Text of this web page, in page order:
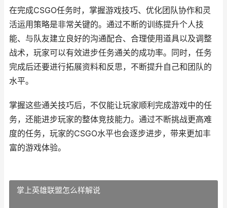
在完成CSGO任务时，掌握游戏技巧、优化团队协作和灵
活运用策略是非常关键的。通过不断的训练提升个人技
能、与队友建立良好的沟通配合、合理使用道具以及调整
战术，玩家可以有效进步任务通关的成功率。同时，任务
完成后还要进行拓展资料和反思，不断提升自己和团队的
水平。
掌握这些通关技巧后，不仅能让玩家顺利完成游戏中的任
务，还能进步玩家的整体竞技能力。通过不断挑战更高难
度的任务，玩家的CSGO水平也会逐步进步，带来更加丰
富的游戏体验。
掌上英雄联盟怎么样解说